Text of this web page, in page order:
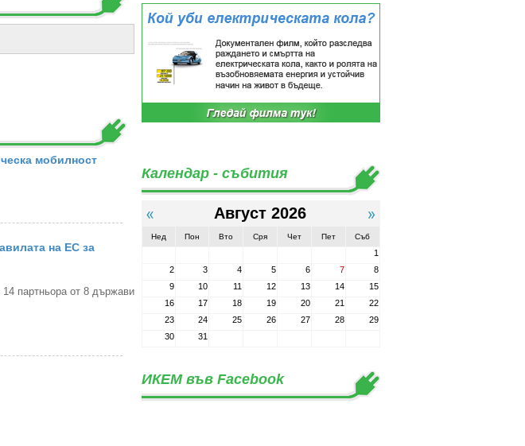
мобилност
на ЕС за
14 партньора от 8 държави
Календар - събития
Август 2026
Нед Пон Вто Сря Чет Пет Съб
1
2
3 4 5 6 7
8
9
10 11 12 13 14
15
16
17 18 19 20 21
22
23
24 25 26 27 28
29
30
31
ИКЕМ във Facebook